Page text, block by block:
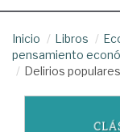
Inicio Libros
pensamiento
Delirios